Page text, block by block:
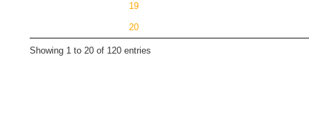
19
20
Showing 1 to 20 of 120 entries